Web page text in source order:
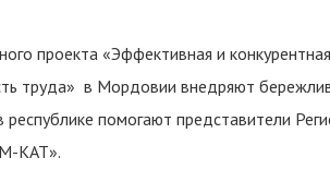
проекта «Эффективная и
труда» в Мордовии внедряют
республике помогают представители
КАТ».